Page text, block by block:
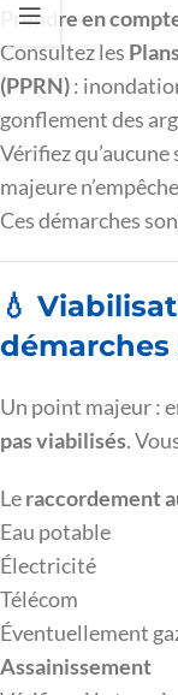
Prendre en
Consultez les
(PPRN):
gonflement des
Vérifiez
majeure
Ces démarches
💧
Un point majeur :
pas viabilisés.
Leraccordement
Eau potable
Électricité
Télécom
Éventuellement
Assainissement